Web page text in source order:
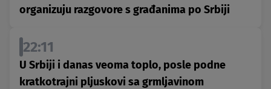
organizuju razgovore s građanima po Srbiji
22:11
U Srbiji i danas veoma toplo, posle podne
kratkotrajni pljuskovi sa grmljavinom